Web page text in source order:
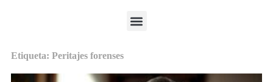
Etiqueta: Peritajes forenses